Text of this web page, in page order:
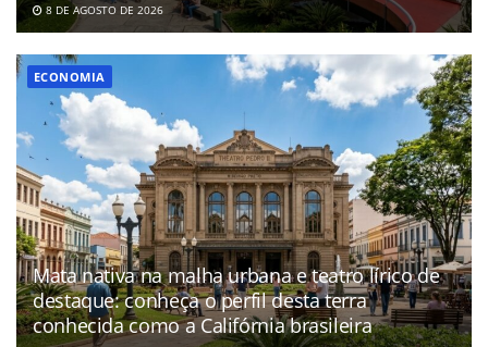
8 DE AGOSTO DE 2026
ECONOMIA
Mata nativa na malha urbana e teatro lírico de
destaque: conheça o perfil desta terra
conhecida como a Califórnia brasileira